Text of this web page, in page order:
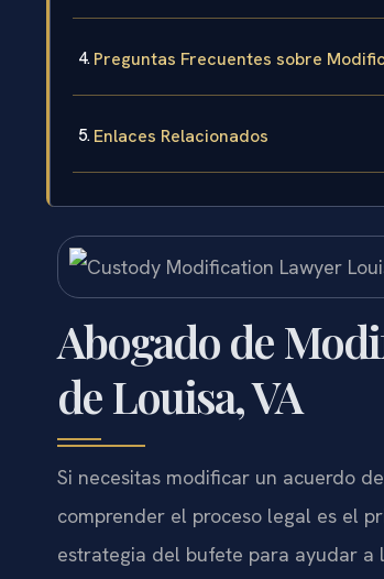
Preguntas Frecuentes sobre
Enlaces Relacionados
Abogado de
de Louisa, VA
Si necesitas modificar un acuerdo
comprender el proceso legal es el
estrategia del bufete para ayudar a